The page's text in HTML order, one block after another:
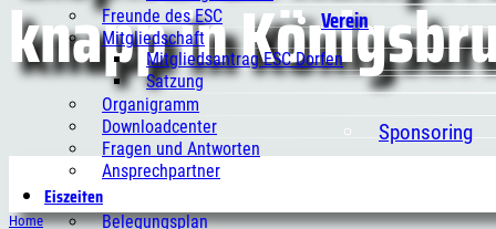
Verein
Sponsoring
Freunde des ESC
Mitgliedschaft
Mitgliedsantrag ESC Dorfen
Satzung
Organigramm
Downloadcenter
Fragen und Antworten
Ansprechpartner
Eiszeiten
Belegungsplan
knapp in
Home